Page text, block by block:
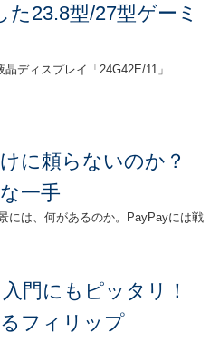
23.8型/27型ゲーミ
ディスプレイ「24G42E/11」
に頼らないのか？
一手
には、何があるのか。PayPayには戦
門にもピッタリ！
フィリップ